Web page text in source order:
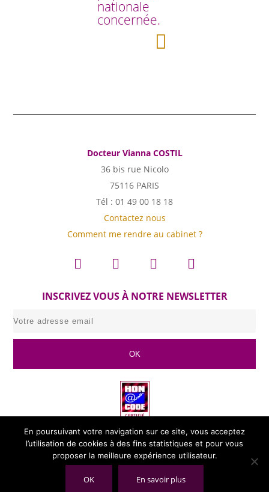
nationale
concernée.
Docteur Vianna COSTIL
36 bis rue Nicolo
75116 PARIS
Tél : 01 49 00 18 18
Contactez nous
Comment me rendre au cabinet ?
INSCRIVEZ VOUS À NOTRE NEWSLETTER
En poursuivant votre navigation sur ce site, vous acceptez
l’utilisation de cookies à des fins statistiques et pour vous
proposer la meilleure expérience utilisateur.
OK En savoir plus